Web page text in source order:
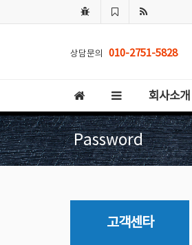
상담문의 010-2751-5828
회사소개
Password
고객센타